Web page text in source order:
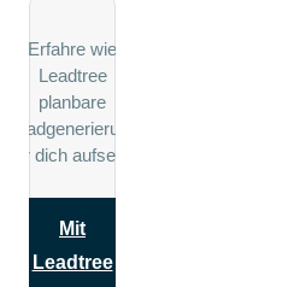
Erfahre wie
Leadtree
planbare
Leadgenerierung
für dich aufsetzt
Mit
Leadtree